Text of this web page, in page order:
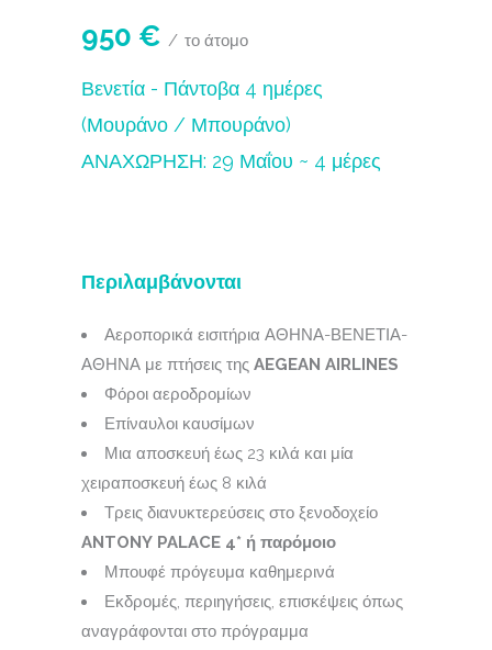
950 € το άτομο
Βενετία - Πάντοβα 4 ημέρες
(Μουράνο / Μπουράνο)
ΑΝΑΧΩΡΗΣΗ: 29 Μαΐου ~ 4 μέρες
Περιλαμβάνονται
Αεροπορικά εισιτήρια ΑΘΗΝΑ-ΒΕΝΕΤΙΑ-
ΑΘΗΝΑ με πτήσεις της AEGEAN AIRLINES
Φόροι αεροδρομίων
Επίναυλοι καυσίμων
Μια αποσκευή έως 23 κιλά και μία
χειραποσκευή έως 8 κιλά
Τρεις διανυκτερεύσεις στο ξενοδοχείο
ANTONY PALACE 4* ή παρόμοιο
Μπουφέ πρόγευμα καθημερινά
Εκδρομές, περιηγήσεις, επισκέψεις όπως
αναγράφονται στο πρόγραμμα